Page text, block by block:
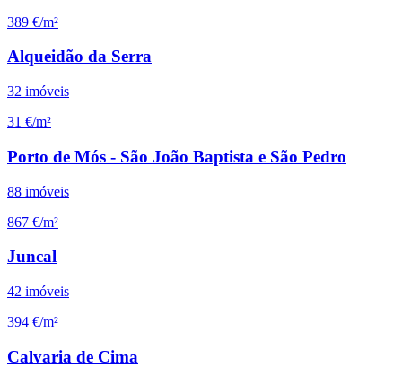
389 €/m²
Alqueidão da Serra
32 imóveis
31 €/m²
Porto de Mós - São João Baptista e São Pedro
88 imóveis
867 €/m²
Juncal
42 imóveis
394 €/m²
Calvaria de Cima